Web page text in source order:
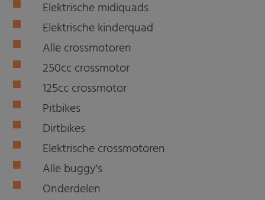
Elektrische midiquads
Elektrische kinderquad
Alle crossmotoren
250cc crossmotor
125cc crossmotor
Pitbikes
Dirtbikes
Elektrische crossmotoren
Alle buggy's
Onderdelen